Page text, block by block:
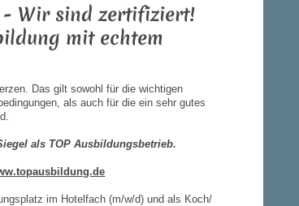
- Wir sind zertifiziert!
mit echtem
Das gilt sowohl für die wichtigen
als auch für die ein sehr gutes
als TOP Ausbildungsbetrieb.
im Hotelfach (m/w/d) und als Koch/